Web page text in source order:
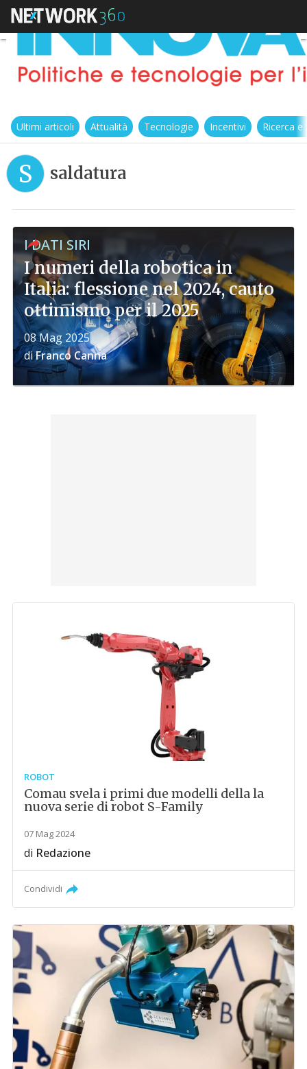
Ultimi articoli Attualità Tecnologie Incentivi Ricerca
S saldatura
I DATI SIRI
I numeri della robotica in
Italia: flessione nel 2024, cauto
ottimismo per il 2025
08 Mag 2025
diFranco Canna
ROBOT
Comau svela i primi due modelli della la
nuova serie di robot S-Family
07 Mag 2024
di Redazione
Condividi